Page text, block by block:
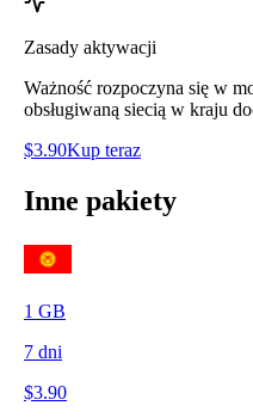
Zasady aktywacji
Ważność rozpoczyna się w
obsługiwaną siecią w kraju
$3.90Kup teraz
Inne pakiety
1 GB
7 dni
$3.90